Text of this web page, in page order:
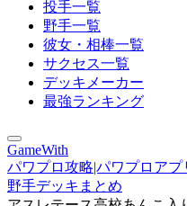
投手一覧
野手一覧
彼女・相棒一覧
サクセス一覧
デッキメーカー
最強ランキング
GameWith
パワプロ攻略|パワプロアプ
野手デッキまとめ